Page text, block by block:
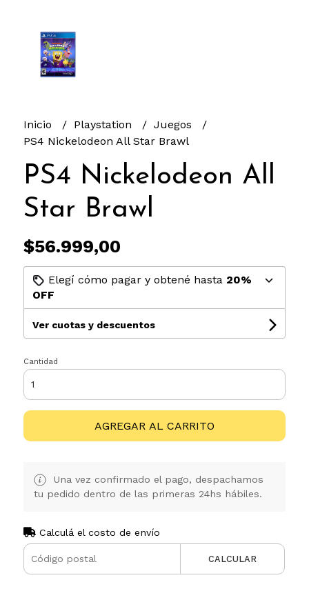
Inicio Playstation
Juegos
PS4 Nickelodeon All Star Brawl
PS4 Nickelodeon All
Star Brawl
$56.999,00
Elegí cómo pagar y obtené hasta 20%
OFF
Ver cuotas y descuentos
Cantidad
AGREGAR AL CARRITO
Una vez confirmado el pago, despachamos
tu pedido dentro de las primeras 24hs hábiles.
Calculá el costo de envío
CALCULAR